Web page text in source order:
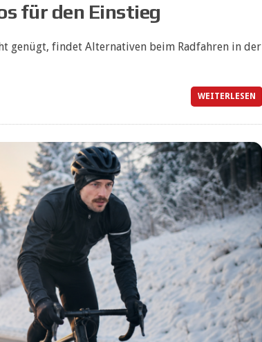
für den Einstieg
genügt, findet Alternativen beim Radfahren in der
WEITERLESEN